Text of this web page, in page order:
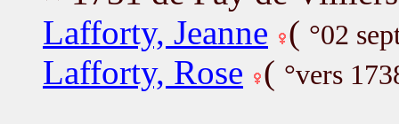
Lafforty, Jeanne ( °02
Lafforty, Rose ( °vers